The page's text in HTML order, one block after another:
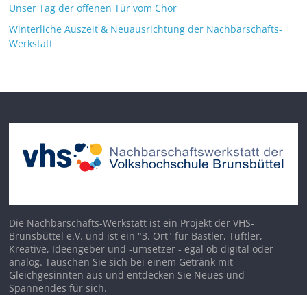
Unser Tag der offenen Tür vom Chor
Winterliche Auszeit & Neuausrichtung der Nachbarschafts-
Werkstatt
Die Nachbarschafts-Werkstatt ist ein Projekt der VHS-
Brunsbüttel e.V. und ist ein "3. Ort" für Bastler, Tüftler,
Kreative, Ideengeber und -umsetzer - egal ob digital oder
analog. Tauschen Sie sich bei einem Getränk mit
Gleichgesinnten aus und entdecken Sie Neues und
Spannendes für sich.